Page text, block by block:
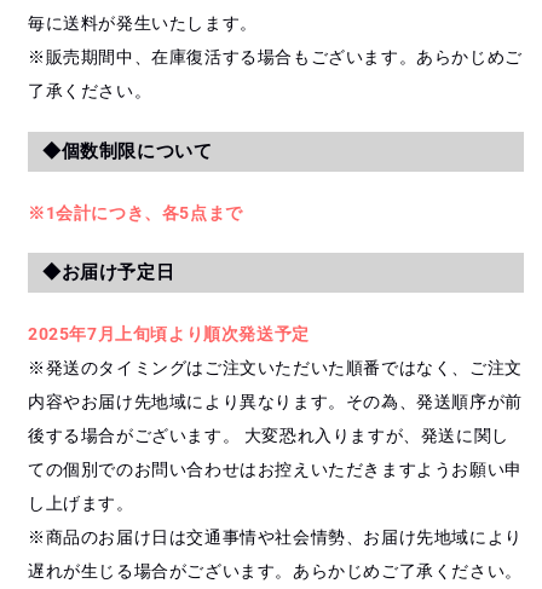
毎に送料が発生いたします。
※販売期間中、在庫復活する場合もございます。あらかじめご
了承ください。
◆個数制限について
※1会計につき、各5点まで
◆お届け予定日
2025年7月上旬頃より順次発送予定
※発送のタイミングはご注文いただいた順番ではなく、ご注文
内容やお届け先地域により異なります。その為、発送順序が前
後する場合がございます。 大変恐れ入りますが、発送に関し
ての個別でのお問い合わせはお控えいただきますようお願い申
し上げます。
※商品のお届け日は交通事情や社会情勢、お届け先地域により
遅れが生じる場合がございます。あらかじめご了承ください。